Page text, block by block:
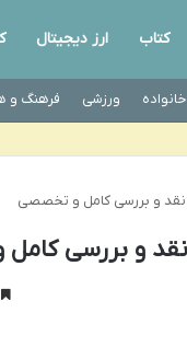
کتاب ارز دیجیتال
خانواده ورزشی فرهنگ و
و بررسی کامل و تخصصی
و بررسی